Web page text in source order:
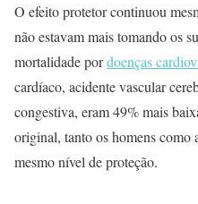
O efeito protetor continuou
não estavam mais tomando os
mortalidade pordoenças
cardíaco, acidente vascular
congestiva, eram 49% mais
original, tanto os homens como
mesmo nível de proteção.